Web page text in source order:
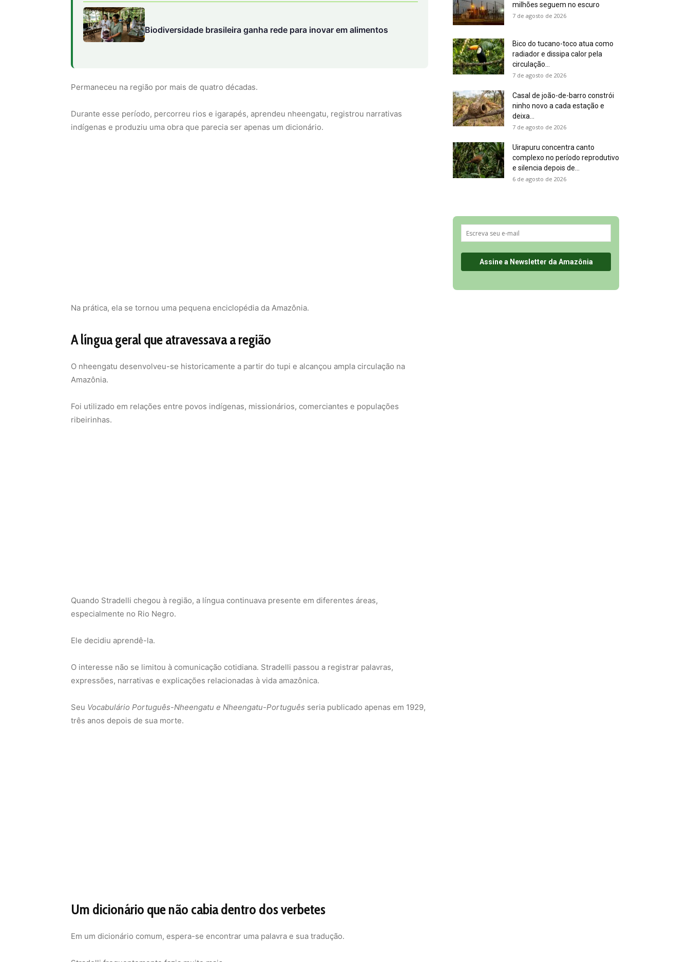
Biodiversidade brasileira ganha rede para inovar em alimentos
Permaneceu na região por mais de quatro décadas.
Durante esse período, percorreu rios e igarapés, aprendeu nheengatu, registrou narrativas
indígenas e produziu uma obra que parecia ser apenas um dicionário.
Na prática, ela se tornou uma pequena enciclopédia da Amazônia.
A língua geral que atravessava a região
O nheengatu desenvolveu-se historicamente a partir do tupi e alcançou ampla circulação na
Amazônia.
Foi utilizado em relações entre povos indígenas, missionários, comerciantes e populações
ribeirinhas.
Quando Stradelli chegou à região, a língua continuava presente em diferentes áreas,
especialmente no Rio Negro.
Ele decidiu aprendê-la.
O interesse não se limitou à comunicação cotidiana. Stradelli passou a registrar palavras,
expressões, narrativas e explicações relacionadas à vida amazônica.
Seu Vocabulário Português-Nheengatu e Nheengatu-Português seria publicado apenas em 1929,
três anos depois de sua morte.
Um dicionário que não cabia dentro dos verbetes
Em um dicionário comum, espera-se encontrar uma palavra e sua tradução.
milhões seguem no escuro
7 de agosto de 2026
Bico do tucano-toco atua como
radiador e dissipa calor pela
circulação...
7 de agosto de 2026
Casal de joão-de-barro constrói
ninho novo a cada estação e
deixa...
7 de agosto de 2026
Uirapuru concentra canto
complexo no período reprodutivo
e silencia depois de...
6 de agosto de 2026